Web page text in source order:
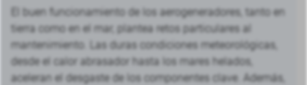
El buen funcionamiento de los aerogeneradores, tanto en
tierra como en el mar, plantea retos particulares al
mantenimiento. Las duras condiciones meteorológicas,
desde el calor abrasador hasta los mares helados,
aceleran el desgaste de los componentes clave. Además,